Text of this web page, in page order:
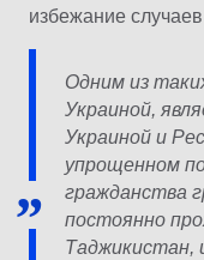
избежание
Одним из
Украиной,
Украиной и
упрощенном
гражданства
постоянно
Таджикистан,